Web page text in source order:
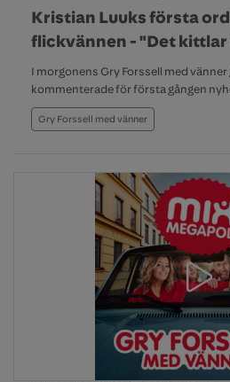
Kristian Luuks första
flickvännen - "Det kittlar
I morgonens Gry Forssell med
kommenterade för första gången
Gry Forssell med vänner